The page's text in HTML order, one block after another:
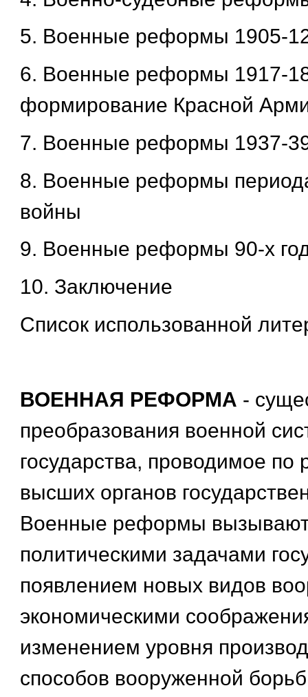
5. Военные реформы 1905-12
6. Военные реформы 1917-18
формирование Красной
7. Военные реформы 1937-39
8. Военные реформы
войны
9. Военные реформы 90-х
10. Заключение
Список использованной
ВОЕННАЯ РЕФОРМА -
преобразования военной
государства, проводимое
высших органов
Военные реформы
политическими задачами
появлением новых видов
экономическими
изменением уровня
способов вооруженной